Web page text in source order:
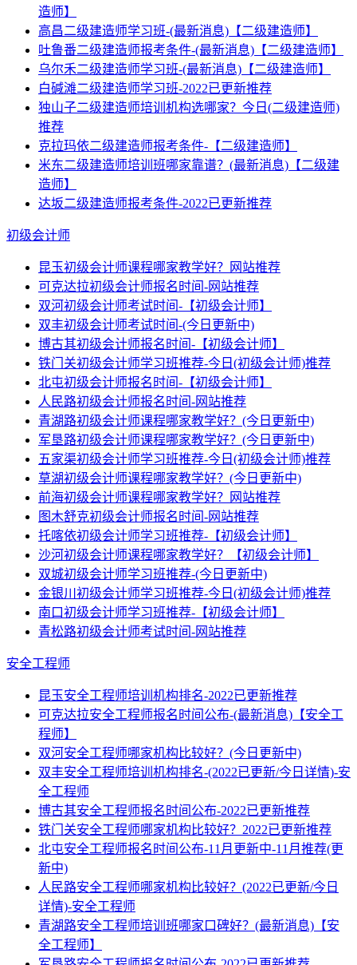
造师】
高昌二级建造师学习班-(最新消息)【二级建造师】
吐鲁番二级建造师报考条件-(最新消息)【二级建造师】
乌尔禾二级建造师学习班-(最新消息)【二级建造师】
白碱滩二级建造师学习班-2022已更新推荐
独山子二级建造师培训机构选哪家？今日(二级建造师)
推荐
克拉玛依二级建造师报考条件-【二级建造师】
米东二级建造师培训班哪家靠谱？(最新消息)【二级建
造师】
达坂二级建造师报考条件-2022已更新推荐
初级会计师
昆玉初级会计师课程哪家教学好？网站推荐
可克达拉初级会计师报名时间-网站推荐
双河初级会计师考试时间-【初级会计师】
双丰初级会计师考试时间-(今日更新中)
博古其初级会计师报名时间-【初级会计师】
铁门关初级会计师学习班推荐-今日(初级会计师)推荐
北屯初级会计师报名时间-【初级会计师】
人民路初级会计师报名时间-网站推荐
青湖路初级会计师课程哪家教学好？(今日更新中)
军垦路初级会计师课程哪家教学好？(今日更新中)
五家渠初级会计师学习班推荐-今日(初级会计师)推荐
草湖初级会计师课程哪家教学好？(今日更新中)
前海初级会计师课程哪家教学好？网站推荐
图木舒克初级会计师报名时间-网站推荐
托喀依初级会计师学习班推荐-【初级会计师】
沙河初级会计师课程哪家教学好？【初级会计师】
双城初级会计师学习班推荐-(今日更新中)
金银川初级会计师学习班推荐-今日(初级会计师)推荐
南口初级会计师学习班推荐-【初级会计师】
青松路初级会计师考试时间-网站推荐
安全工程师
昆玉安全工程师培训机构排名-2022已更新推荐
可克达拉安全工程师报名时间公布-(最新消息)【安全工
程师】
双河安全工程师哪家机构比较好？(今日更新中)
双丰安全工程师培训机构排名-(2022已更新/今日详情)-安
全工程师
博古其安全工程师报名时间公布-2022已更新推荐
铁门关安全工程师哪家机构比较好？2022已更新推荐
北屯安全工程师报名时间公布-11月更新中-11月推荐(更
新中)
人民路安全工程师哪家机构比较好？(2022已更新/今日
详情)-安全工程师
青湖路安全工程师培训班哪家口碑好？(最新消息)【安
全工程师】